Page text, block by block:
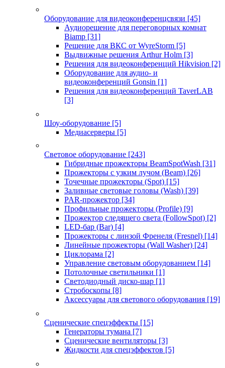
Оборудование для видеоконференцсвязи [45]
Аудиорешение для переговорных комнат
Biamp [31]
Решение для ВКС от WyreStorm [5]
Выдвижные решения Arthur Holm [3]
Решения для видеоконференций Hikvision [2]
Оборудование для аудио- и
видеоконференций Gonsin [1]
Решения для видеоконференций TaverLAB
[3]
Шоу-оборудование [5]
Медиасерверы [5]
Световое оборудование [243]
Гибридные прожекторы BeamSpotWash [31]
Прожекторы с узким лучом (Beam) [26]
Точечные прожекторы (Spot) [15]
Заливные световые головы (Wash) [39]
PAR-прожектор [34]
Профильные прожекторы (Profile) [9]
Прожектор следящего света (FollowSpot) [2]
LED-бар (Bar) [4]
Прожекторы с линзой Френеля (Fresnel) [14]
Линейные прожекторы (Wall Washer) [24]
Циклорама [2]
Управление световым оборудованием [14]
Потолочные светильники [1]
Светодиодный диско-шар [1]
Стробоскопы [8]
Аксессуары для светового оборудования [19]
Сценические спецэффекты [15]
Генераторы тумана [7]
Сценические вентиляторы [3]
Жидкости для спецэффектов [5]